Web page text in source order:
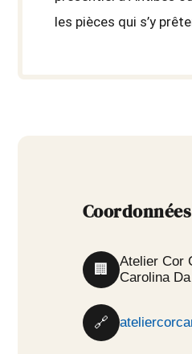
les pièces qui s’y
Coordonnées
🏢
Atelier Cor
Carolina
🔗